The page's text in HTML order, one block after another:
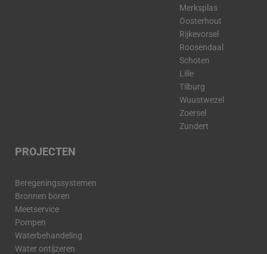
Merksplas
Oosterhout
Rijkevorsel
Roosendaal
Schoten
Lille
Tilburg
Wuustwezel
Zoersel
Zundert
PROJECTEN
Beregeningssystemen
Bronnen boren
Meetservice
Pompen
Waterbehandeling
Water ontijzeren